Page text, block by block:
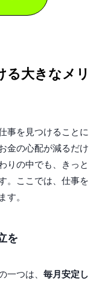
る大きなメリ
事を見つけることに
金の心配が減るだけ
りの中でも、きっと
。ここでは、仕事を
。
を
つは、 毎月安定し